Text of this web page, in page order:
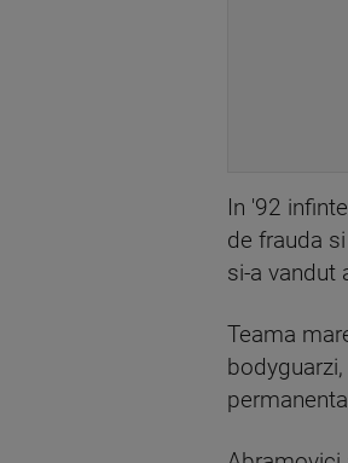
In '92
de frauda
si-a vandut
Teama